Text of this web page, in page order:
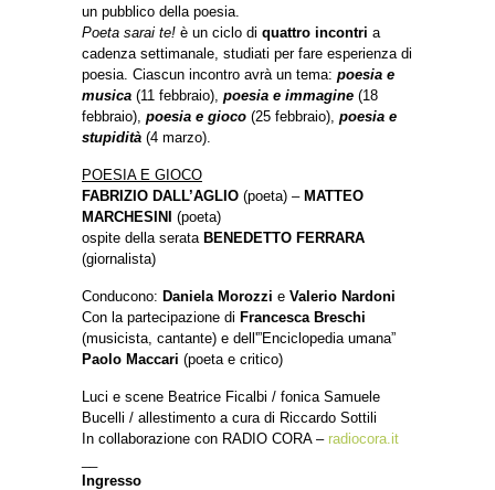
un pubblico della poesia.
Poeta sarai te! è un ciclo di quattro incontri a
cadenza settimanale, studiati per fare esperienza di
poesia. Ciascun incontro avrà un tema: poesia e
musica (11 febbraio), poesia e immagine (18
febbraio), poesia e gioco (25 febbraio), poesia e
stupidità (4 marzo).
POESIA E GIOCO
FABRIZIO DALL’AGLIO (poeta) – MATTEO
MARCHESINI (poeta)
ospite della serata BENEDETTO FERRARA
(giornalista)
Conducono: Daniela Morozzi e Valerio Nardoni
Con la partecipazione di Francesca Breschi
(musicista, cantante) e dell'”Enciclopedia umana”
Paolo Maccari (poeta e critico)
Luci e scene Beatrice Ficalbi / fonica Samuele
Bucelli / allestimento a cura di Riccardo Sottili
In collaborazione con RADIO CORA – radiocora.it
Ingresso